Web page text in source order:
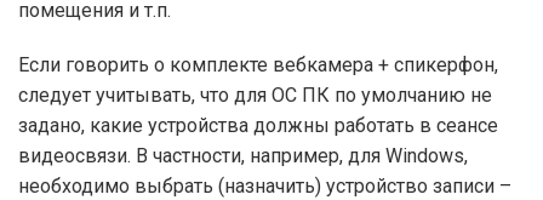
помещения и т.п.
Если говорить о комплекте вебкамера + спикерфон,
следует учитывать, что для ОС ПК по умолчанию не
задано, какие устройства должны работать в сеансе
видеосвязи. В частности, например, для Windows,
необходимо выбрать (назначить) устройство записи –